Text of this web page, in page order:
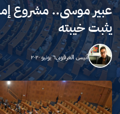
عبير موسى.. مشروع
يثبت خيبته
أنيس العرقوبي٦ يونيو ٢٠٢٠